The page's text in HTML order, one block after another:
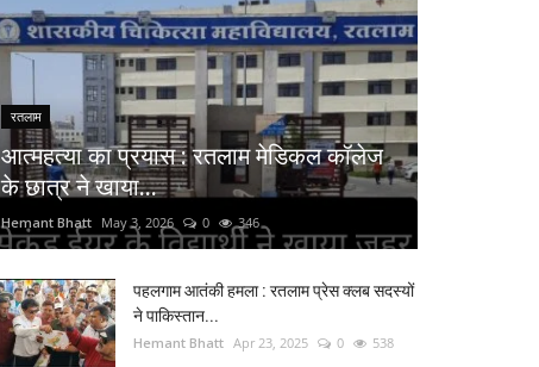
रतलाम
आत्महत्या का प्रयास : रतलाम मेडिकल कॉलेज
के छात्र ने खाया...
Hemant Bhatt May 3, 2026 0 346
पहलगाम आतंकी हमला : रतलाम प्रेस क्लब सदस्यों
ने पाकिस्तान...
Hemant Bhatt Apr 23, 2025 0 538